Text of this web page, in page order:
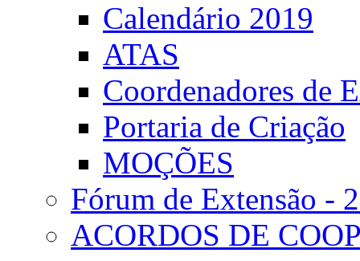
Calendário 2019
ATAS
Coordenadores de
Portaria de Criação
MOÇÕES
Fórum de Extensão -
ACORDOS DE